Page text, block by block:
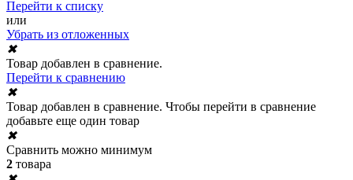
Перейти к списку
или
Убрать из отложенных
✖
Товар добавлен в сравнение.
Перейти к сравнению
✖
Товар добавлен в сравнение. Чтобы перейти в сравнение
добавьте еще один товар
✖
Сравнить можно минимум
2 товара